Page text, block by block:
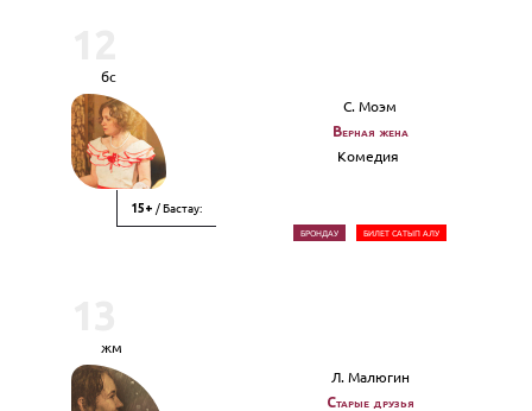
бс
15+ / Бастау:
С. Моэм
Верная жена
Комедия
БРОНДАУ БИЛЕТ САТЫП АЛУ
жм
Л. Малюгин
Старые друзья